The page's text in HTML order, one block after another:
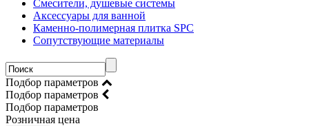
Смесители, душевые системы
Аксессуары для ванной
Каменно-полимерная плитка SPC
Сопутствующие материалы
Подбор параметров
Подбор параметров
Подбор параметров
Розничная цена